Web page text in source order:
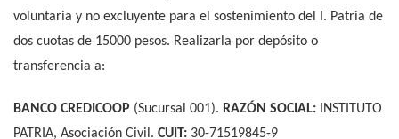
voluntaria y no excluyente para el sostenimiento del I. Patria de
dos cuotas de 15000 pesos. Realizarla por depósito o
transferencia a:
BANCO CREDICOOP (Sucursal 001). RAZÓN SOCIAL:
INSTITUTO
PATRIA, Asociación Civil. CUIT: 30-71519845-9